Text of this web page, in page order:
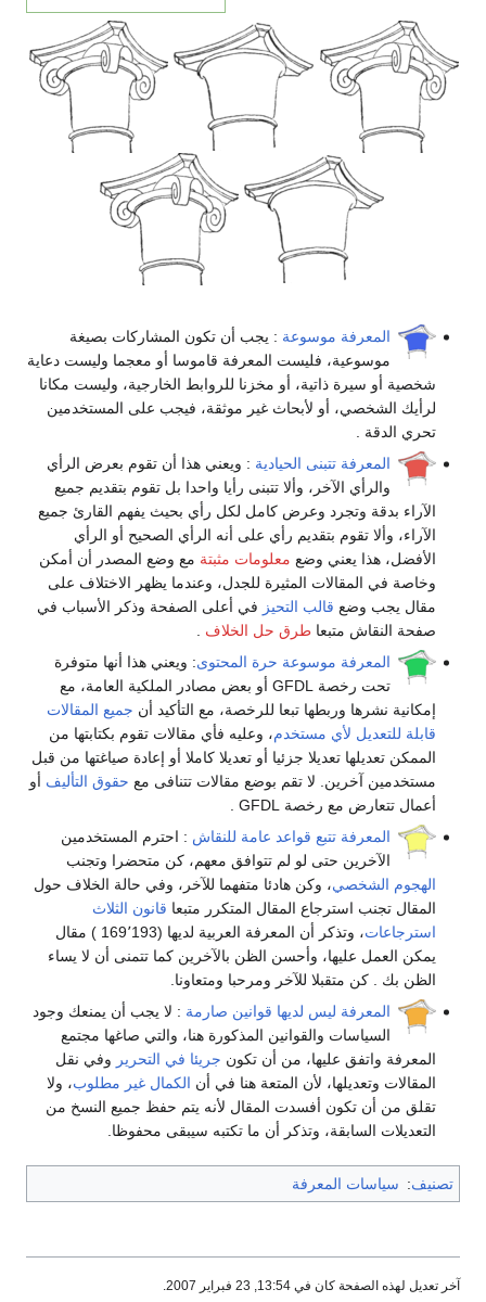
المعرفة موسوعة : يجب أن تكون المشاركات بصيغة
موسوعية، فليست المعرفة قاموسا أو معجما وليست دعاية
شخصية أو سيرة ذاتية، أو مخزنا للروابط الخارجية، وليست مكانا
لرأيك الشخصي، أو لأبحاث غير موثقة، فيجب على المستخدمين
تحري الدقة .
المعرفة تتبنى الحيادية : ويعني هذا أن تقوم بعرض الرأي
والرأي الآخر، وألا تتبنى رأيا واحدا بل تقوم بتقديم جميع
الآراء بدقة وتجرد وعرض كامل لكل رأي بحيث يفهم القارئ جميع
الآراء، وألا تقوم بتقديم رأي على أنه الرأي الصحيح أو الرأي
الأفضل، هذا يعني وضع معلومات مثبتة مع وضع المصدر أن أمكن
وخاصة في المقالات المثيرة للجدل، وعندما يظهر الاختلاف على
مقال يجب وضع قالب التحيز في أعلى الصفحة وذكر الأسباب في
صفحة النقاش متبعاطرق حل الخلاف .
المعرفة موسوعة حرة المحتوى: ويعني هذا أنها متوفرة
تحت رخصة GFDL أو بعض مصادر الملكية العامة، مع
إمكانية نشرها وربطها تبعا للرخصة، مع التأكيد أن جميع المقالات
قابلة للتعديل لأي مستخدم، وعليه فأي مقالات تقوم بكتابتها من
الممكن تعديلها تعديلا جزئيا أو تعديلا كاملا أو إعادة صياغتها من قبل
مستخدمين آخرين. لا تقم بوضع مقالات تتنافى مع حقوق التأليف أو
أعمال تتعارض مع رخصة GFDL .
المعرفة تتبع قواعد عامة للنقاش : احترم المستخدمين
الآخرين حتى لو لم تتوافق معهم، كن متحضرا وتجنب
الهجوم الشخصي، وكن هادئا متفهما للآخر، وفي حالة الخلاف حول
المقال تجنب استرجاع المقال المتكرر متبعا قانون الثلاث
استرجاعات
، وتذكر أن المعرفة العربية لديها (169٬193 ) مقال
يمكن العمل عليها، وأحسن الظن بالآخرين كما تتمنى أن لا يساء
الظن بك . كن متقبلا للآخر ومرحبا ومتعاونا.
المعرفة ليس لديها قوانين صارمة : لا يجب أن يمنعك وجود
السياسات والقوانين المذكورة هنا، والتي صاغها مجتمع
المعرفة واتفق عليها، من أن تكون جريئا في التحرير وفي نقل
المقالات وتعديلها، لأن المتعة هنا في أن الكمال غير مطلوب، ولا
تقلق من أن تكون أفسدت المقال لأنه يتم حفظ جميع النسخ من
التعديلات السابقة، وتذكر أن ما تكتبه سيبقى محفوظا.
تصنيف: سياسات المعرفة
آخر تعديل لهذه الصفحة كان في 13:54, 23 فبراير 2007.